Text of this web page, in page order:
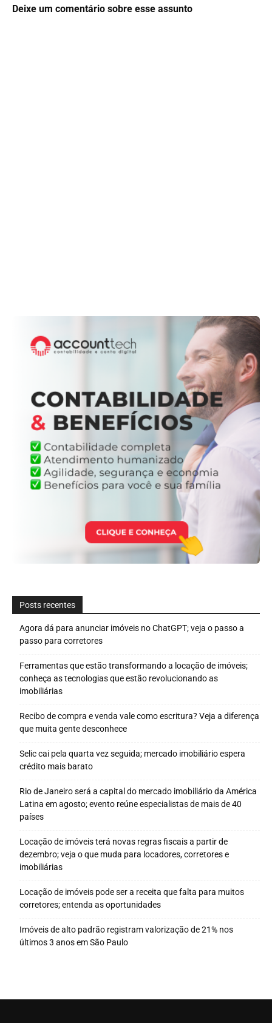
Deixe um comentário sobre esse assunto
Posts recentes
Agora dá para anunciar imóveis no ChatGPT; veja o passo a
passo para corretores
Ferramentas que estão transformando a locação de imóveis;
conheça as tecnologias que estão revolucionando as
imobiliárias
Recibo de compra e venda vale como escritura? Veja a diferença
que muita gente desconhece
Selic cai pela quarta vez seguida; mercado imobiliário espera
crédito mais barato
Rio de Janeiro será a capital do mercado imobiliário da América
Latina em agosto; evento reúne especialistas de mais de 40
países
Locação de imóveis terá novas regras fiscais a partir de
dezembro; veja o que muda para locadores, corretores e
imobiliárias
Locação de imóveis pode ser a receita que falta para muitos
corretores; entenda as oportunidades
Imóveis de alto padrão registram valorização de 21% nos
últimos 3 anos em São Paulo